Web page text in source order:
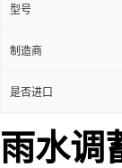
型号
制造商
是否进口
雨水调